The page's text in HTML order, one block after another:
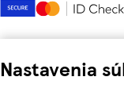
Nastavenia